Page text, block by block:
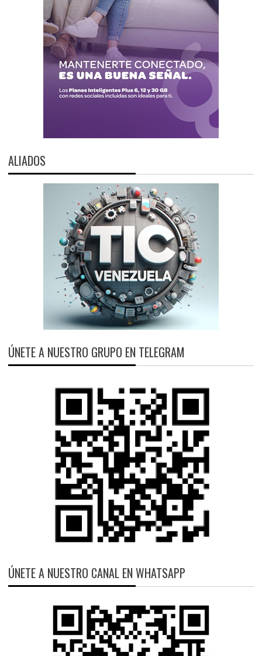
ALIADOS
ÚNETE A NUESTRO GRUPO EN TELEGRAM
ÚNETE A NUESTRO CANAL EN WHATSAPP